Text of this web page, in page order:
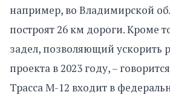
например, во Владимирской
построят 26 км дороги. Кроме
задел, позволяющий ускорить
проекта в 2023 году, –
Трасса М-12 входит в